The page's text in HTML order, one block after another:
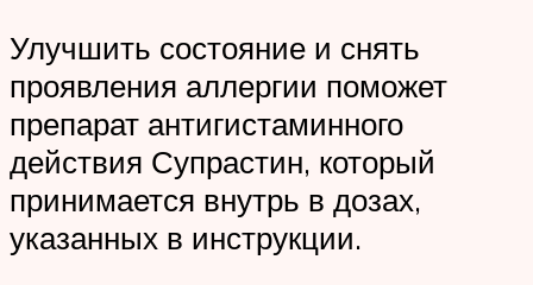
Улучшить состояние и снять
проявления аллергии поможет
препарат антигистаминного
действия Супрастин, который
принимается внутрь в дозах,
указанных в инструкции.